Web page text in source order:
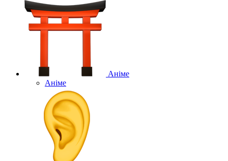
Аніме
Аніме